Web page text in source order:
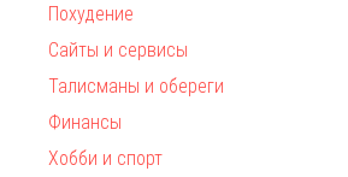
Похудение
Сайты и сервисы
Талисманы и обереги
Финансы
Хобби и спорт